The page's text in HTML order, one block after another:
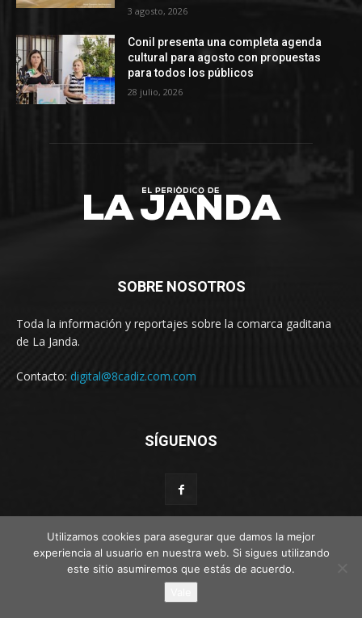
3 agosto, 2026
Conil presenta una completa agenda
cultural para agosto con propuestas
para todos los públicos
28 julio, 2026
SOBRE NOSOTROS
Toda la información y reportajes sobre la comarca gaditana
de La Janda.
Contacto: digital@8cadiz.com.com
SÍGUENOS
© Web por Estímulo kreativo
Advertisement
Utilizamos cookies para asegurar que damos la mejor
experiencia al usuario en nuestra web. Si sigues utilizando
este sitio asumiremos que estás de acuerdo.